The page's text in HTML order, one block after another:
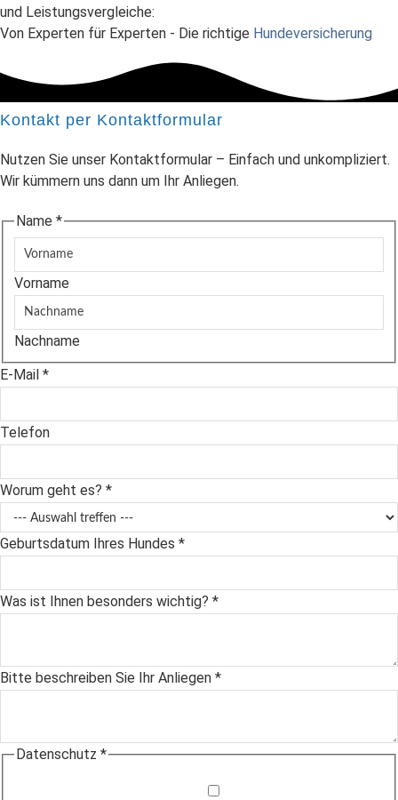
und Leistungsvergleiche:
Von Experten für Experten - Die richtige Hundeversicherung
Kontakt per Kontaktformular
Nutzen Sie unser Kontaktformular – Einfach und unkompliziert.
Wir kümmern uns dann um Ihr Anliegen.
Name *
Vorname
Nachname
E-Mail *
Telefon
Worum geht es? *
Geburtsdatum Ihres Hundes *
Was ist Ihnen besonders wichtig? *
Bitte beschreiben Sie Ihr Anliegen *
Datenschutz *